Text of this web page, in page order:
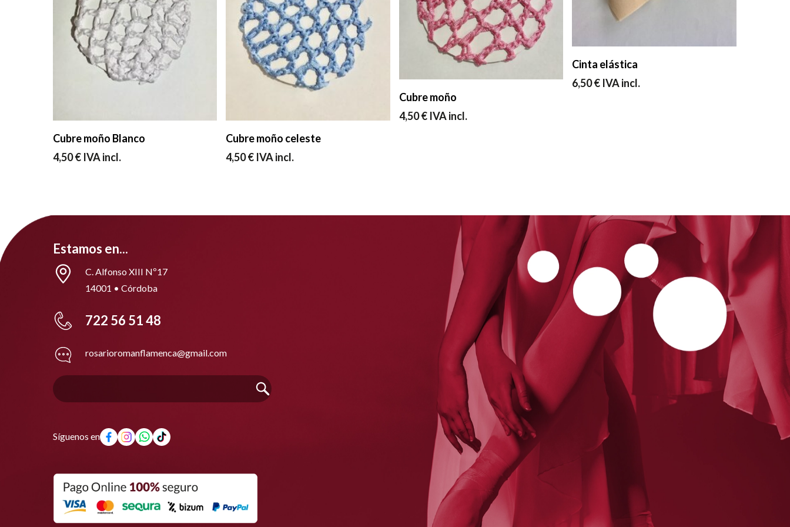
Seleccionar Opciones
Cubre moño Blanco
4,50€ IVA incl.
Seleccionar Opciones
Cubre moño celeste
4,50€ IVA incl.
Seleccionar Opciones
Cubre moño
4,50€ IVA incl.
Seleccionar Opciones
Cinta elástica
6,50€ IVA incl.
Estamos en...
C. Alfonso XIII Nº17
14001 • Córdoba
722 56 51 48
rosarioromanflamenca@gmail.com
Síguenos en